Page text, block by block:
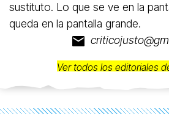
sustituto. Lo que se ve en la
queda en la pantalla grande.
Ver todos los editoriales